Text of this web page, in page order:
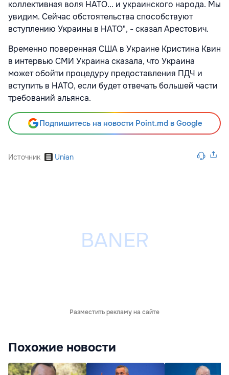
коллективная воля НАТО... и украинского народа. Мы
увидим. Сейчас обстоятельства способствуют
вступлению Украины в НАТО", - сказал Арестович.
Временно поверенная США в Украине Кристина Квин
в интервью СМИ Украина сказала, что Украина
может обойти процедуру предоставления ПДЧ и
вступить в НАТО, если будет отвечать большей части
требований альянса.
Подпишитесь на новости Point.md в Google
Источник Unian
Разместить рекламу на сайте
Похожие новости